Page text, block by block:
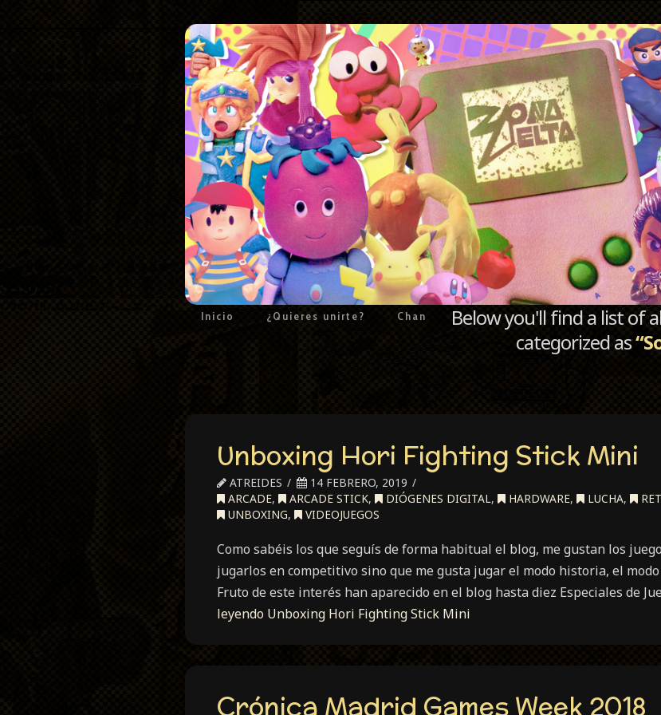
Inicio ¿Quieres unirte? Chan
Below you'll find a list of
categorized as
Unboxing Hori Fighting Stick Mini
ATREIDES
14 FEBRERO, 2019
ARCADE, ARCADE STICK, DIÓGENES DIGITAL, HARDWARE, LUCHA,
UNBOXING, VIDEOJUEGOS
Como sabéis los que seguís de forma habitual el blog, me gustan los
jugarlos en competitivo sino que me gusta jugar el modo historia, el
Fruto de este interés han aparecido en el blog hasta diez Especiales de
leyendo Unboxing Hori Fighting Stick Mini
Crónica Madrid Games Week 2018